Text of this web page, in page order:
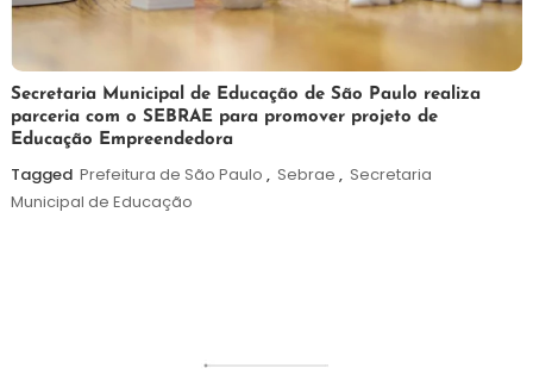
5
de
agosto
de
2026
Maurilio
Secretaria Municipal de Educação de São Paulo realiza
parceria com o SEBRAE para promover projeto de
Educação Empreendedora
Tagged Prefeitura de São Paulo , Sebrae , Secretaria
Municipal de Educação